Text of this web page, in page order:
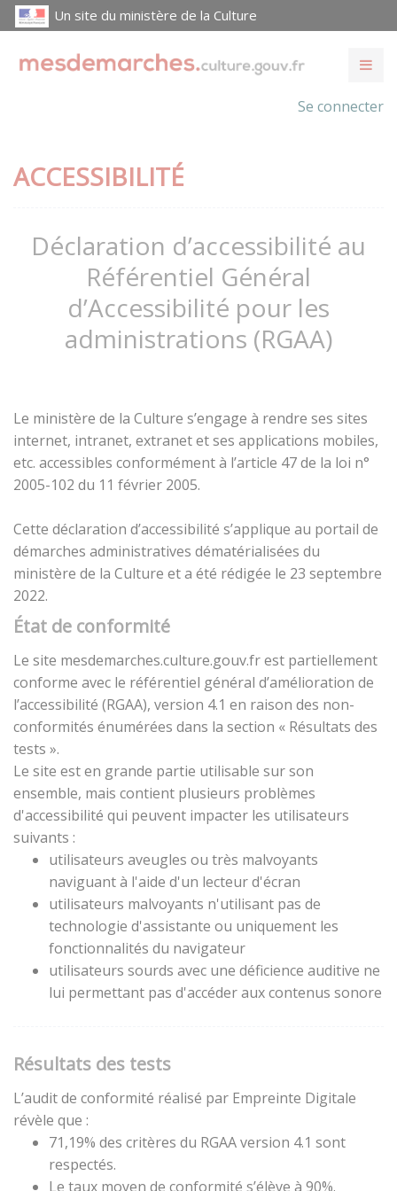
Un site du ministère de la Culture
Se connecter
ACCESSIBILITÉ
Déclaration d’accessibilité au
Référentiel Général
d’Accessibilité pour les
administrations (RGAA)
Le ministère de la Culture s’engage à rendre ses sites
internet, intranet, extranet et ses applications mobiles,
etc. accessibles conformément à l’article 47 de la loi n°
2005-102 du 11 février 2005.
Cette déclaration d’accessibilité s’applique au portail de
démarches administratives dématérialisées du
ministère de la Culture et a été rédigée le 23 septembre
2022.
État de conformité
Le site mesdemarches.culture.gouv.fr est partiellement
conforme avec le référentiel général d’amélioration de
l’accessibilité (RGAA), version 4.1 en raison des non-
conformités énumérées dans la section « Résultats des
tests ».
Le site est en grande partie utilisable sur son
ensemble, mais contient plusieurs problèmes
d'accessibilité qui peuvent impacter les utilisateurs
suivants :
utilisateurs aveugles ou très malvoyants
naviguant à l'aide d'un lecteur d'écran
utilisateurs malvoyants n'utilisant pas de
technologie d'assistante ou uniquement les
fonctionnalités du navigateur
utilisateurs sourds avec une déficience auditive ne
lui permettant pas d'accéder aux contenus sonore
Résultats des tests
L’audit de conformité réalisé par Empreinte Digitale
révèle que :
71,19% des critères du RGAA version 4.1 sont
respectés.
Le taux moyen de conformité s’élève à 90%.